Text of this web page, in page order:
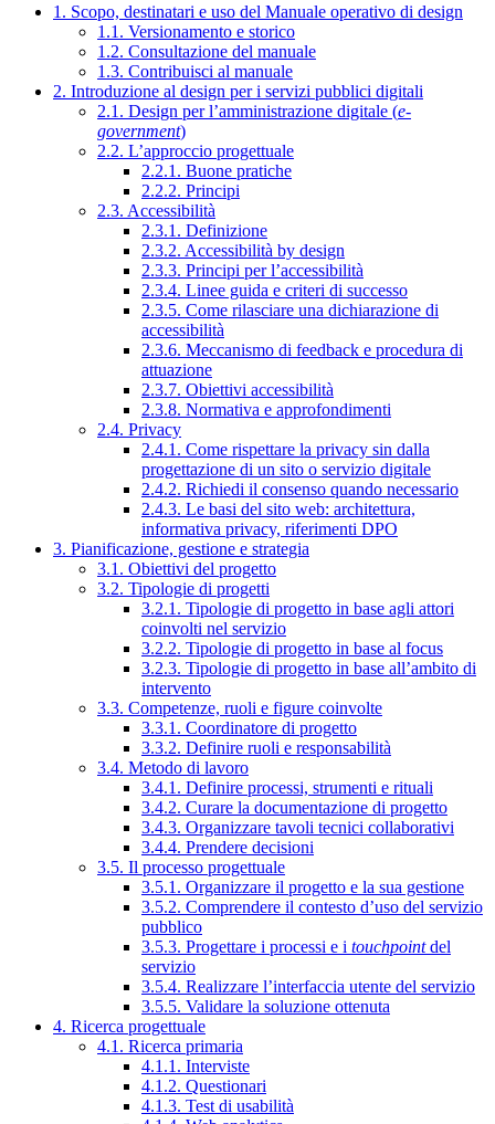
1. Scopo, destinatari e uso del Manuale operativo di design
1.1. Versionamento e storico
1.2. Consultazione del manuale
1.3. Contribuisci al manuale
2. Introduzione al design per i servizi pubblici digitali
2.1. Design per l’amministrazione digitale (e-
government)
2.2. L’approccio progettuale
2.2.1. Buone pratiche
2.2.2. Principi
2.3. Accessibilità
2.3.1. Definizione
2.3.2. Accessibilità by design
2.3.3. Principi per l’accessibilità
2.3.4. Linee guida e criteri di successo
2.3.5. Come rilasciare una dichiarazione di
accessibilità
2.3.6. Meccanismo di feedback e procedura di
attuazione
2.3.7. Obiettivi accessibilità
2.3.8. Normativa e approfondimenti
2.4. Privacy
2.4.1. Come rispettare la privacy sin dalla
progettazione di un sito o servizio digitale
2.4.2. Richiedi il consenso quando necessario
2.4.3. Le basi del sito web: architettura,
informativa privacy, riferimenti DPO
3. Pianificazione, gestione e strategia
3.1. Obiettivi del progetto
3.2. Tipologie di progetti
3.2.1. Tipologie di progetto in base agli attori
coinvolti nel servizio
3.2.2. Tipologie di progetto in base al focus
3.2.3. Tipologie di progetto in base all’ambito di
intervento
3.3. Competenze, ruoli e figure coinvolte
3.3.1. Coordinatore di progetto
3.3.2. Definire ruoli e responsabilità
3.4. Metodo di lavoro
3.4.1. Definire processi, strumenti e rituali
3.4.2. Curare la documentazione di progetto
3.4.3. Organizzare tavoli tecnici collaborativi
3.4.4. Prendere decisioni
3.5. Il processo progettuale
3.5.1. Organizzare il progetto e la sua gestione
3.5.2. Comprendere il contesto d’uso del servizio
pubblico
3.5.3. Progettare i processi e i touchpointdel
servizio
3.5.4. Realizzare l’interfaccia utente del servizio
3.5.5. Validare la soluzione ottenuta
4. Ricerca progettuale
4.1. Ricerca primaria
4.1.1. Interviste
4.1.2. Questionari
4.1.3. Test di usabilità